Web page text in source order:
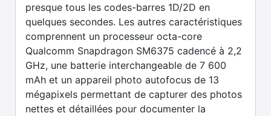
presque tous les codes-barres 1D/2D en
quelques secondes. Les autres caractéristiques
comprennent un processeur octa-core
Qualcomm Snapdragon SM6375 cadencé à 2,2
GHz, une batterie interchangeable de 7 600
mAh et un appareil photo autofocus de 13
mégapixels permettant de capturer des photos
nettes et détaillées pour documenter la